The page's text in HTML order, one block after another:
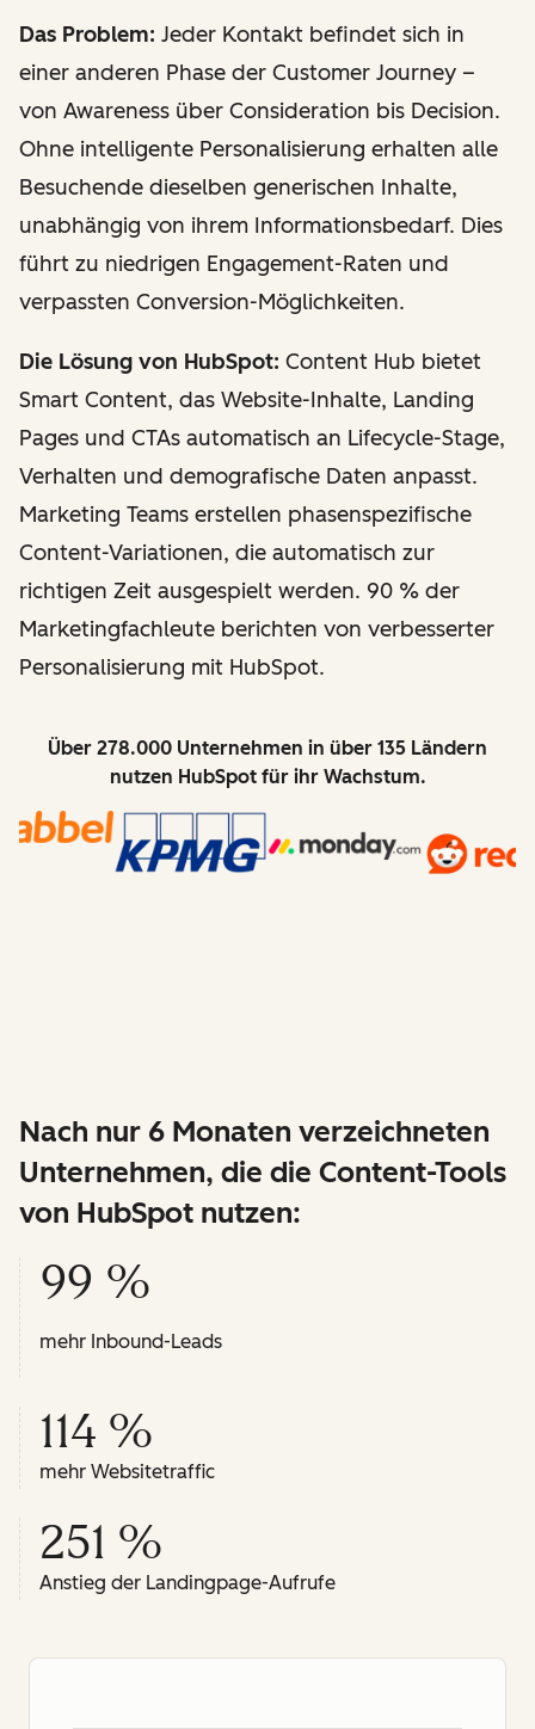
Das Problem: Jeder Kontakt befindet sich in
einer anderen Phase der Customer Journey –
von Awareness über Consideration bis Decision.
Ohne intelligente Personalisierung erhalten alle
Besuchende dieselben generischen Inhalte,
unabhängig von ihrem Informationsbedarf. Dies
führt zu niedrigen Engagement-Raten und
verpassten Conversion-Möglichkeiten.
Die Lösung von HubSpot: Content Hub bietet
Smart Content, das Website-Inhalte, Landing
Pages und CTAs automatisch an Lifecycle-Stage,
Verhalten und demografische Daten anpasst.
Marketing Teams erstellen phasenspezifische
Content-Variationen, die automatisch zur
richtigen Zeit ausgespielt werden. 90 % der
Marketingfachleute berichten von verbesserter
Personalisierung mit HubSpot.
Über 278.000 Unternehmen in über 135 Ländern
nutzen HubSpot für ihr Wachstum.
Nach nur 6 Monaten verzeichneten
Unternehmen, die die Content-Tools
von HubSpot nutzen:
99 %
mehr Inbound-Leads
114 %
mehr Websitetraffic
251 %
Anstieg der Landingpage-Aufrufe